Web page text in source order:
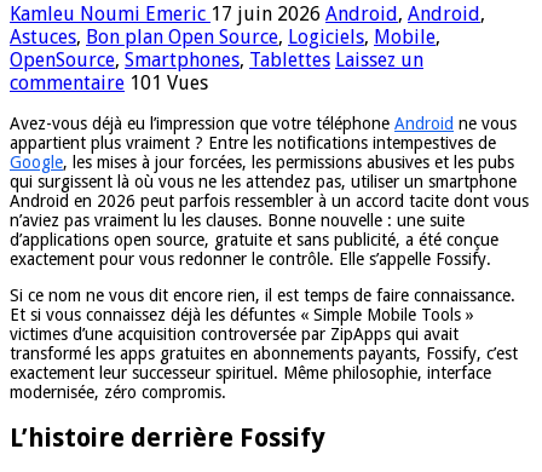
Kamleu Noumi Emeric 17 juin 2026 Android, Android,
Astuces, Bon plan Open Source, Logiciels, Mobile,
OpenSource, Smartphones, Tablettes Laissez un
commentaire 101 Vues
Avez-vous déjà eu l’impression que votre téléphone Android ne vous
appartient plus vraiment ? Entre les notifications intempestives de
Google, les mises à jour forcées, les permissions abusives et les pubs
qui surgissent là où vous ne les attendez pas, utiliser un smartphone
Android en 2026 peut parfois ressembler à un accord tacite dont vous
n’aviez pas vraiment lu les clauses. Bonne nouvelle : une suite
d’applications open source, gratuite et sans publicité, a été conçue
exactement pour vous redonner le contrôle. Elle s’appelle Fossify.
Si ce nom ne vous dit encore rien, il est temps de faire connaissance.
Et si vous connaissez déjà les défuntes « Simple Mobile Tools »
victimes d’une acquisition controversée par ZipApps qui avait
transformé les apps gratuites en abonnements payants, Fossify, c’est
exactement leur successeur spirituel. Même philosophie, interface
modernisée, zéro compromis.
L’histoire derrière Fossify